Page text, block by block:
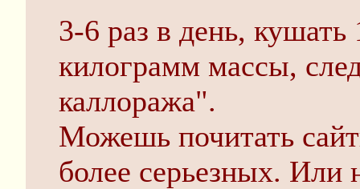
3-6 раз в день,
килограмм массы,
каллоража".
Можешь почитать
более серьезных. Или